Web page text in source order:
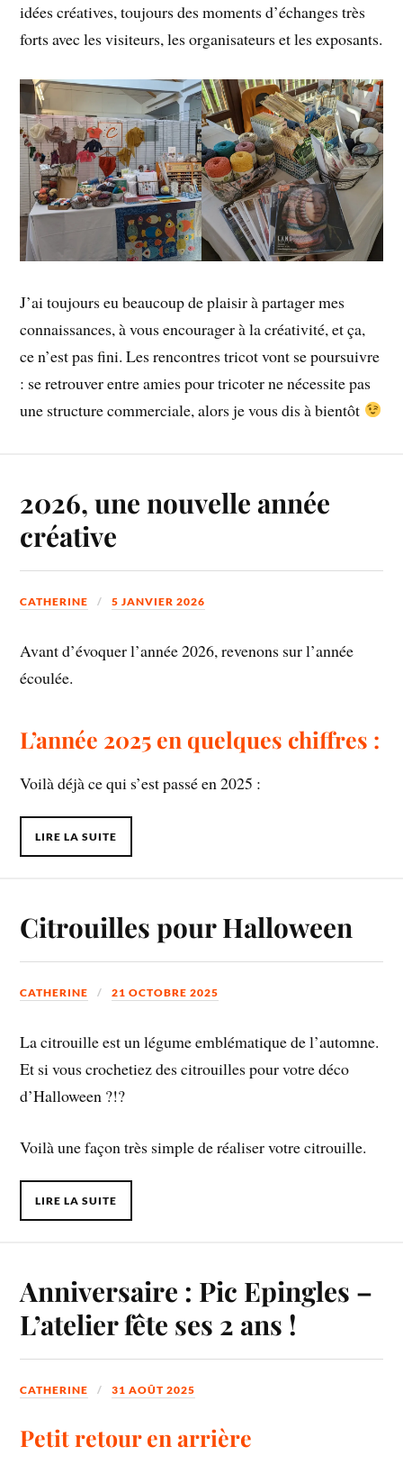
idées créatives, toujours des moments d’échanges très
forts avec les visiteurs, les organisateurs et les exposants.
J’ai toujours eu beaucoup de plaisir à partager mes
connaissances, à vous encourager à la créativité, et ça,
ce n’est pas fini. Les rencontres tricot vont se poursuivre
: se retrouver entre amies pour tricoter ne nécessite pas
une structure commerciale, alors je vous dis à bientôt
2026, une nouvelle année
créative
CATHERINE 5 JANVIER 2026
Avant d’évoquer l’année 2026, revenons sur l’année
écoulée.
L’année 2025 en quelques chiffres :
Voilà déjà ce qui s’est passé en 2025 :
LIRE LA SUITE
Citrouilles pour Halloween
CATHERINE 21 OCTOBRE 2025
La citrouille est un légume emblématique de l’automne.
Et si vous crochetiez des citrouilles pour votre déco
d’Halloween ?!?
Voilà une façon très simple de réaliser votre citrouille.
LIRE LA SUITE
Anniversaire : Pic Epingles –
L’atelier fête ses 2 ans !
CATHERINE 31 AOÛT 2025
Petit retour en arrière